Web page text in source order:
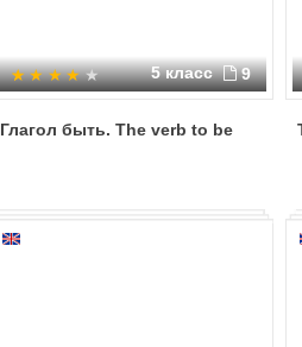
5 класс 9
Глагол быть. The verb to be